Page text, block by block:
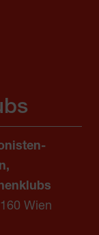
Wien